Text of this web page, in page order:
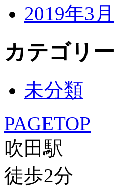
2019年3月
カテゴリー
未分類
PAGETOP
吹田駅
徒歩2分